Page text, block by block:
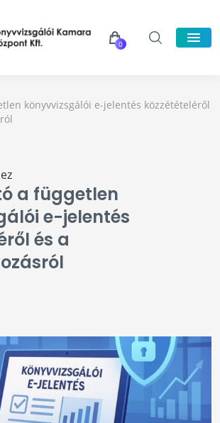
0
könyvvizsgálói e-jelentés közzétételéről
a független
e-jelentés
és a